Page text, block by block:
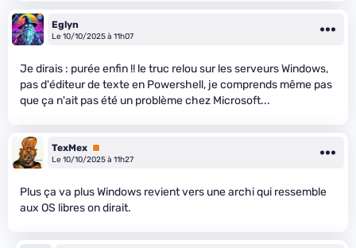
Eglyn
Le 10/10/2025 à 11h07
Je dirais : purée enfin !! le truc relou sur les serveurs Windows,
pas d'éditeur de texte en Powershell, je comprends même pas
que ça n'ait pas été un problème chez Microsoft...
TexMex Premium
Le 10/10/2025 à 11h27
Plus ça va plus Windows revient vers une archi qui ressemble
aux OS libres on dirait.